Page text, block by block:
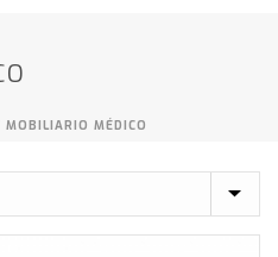
MOBILIARIO MÉDICO